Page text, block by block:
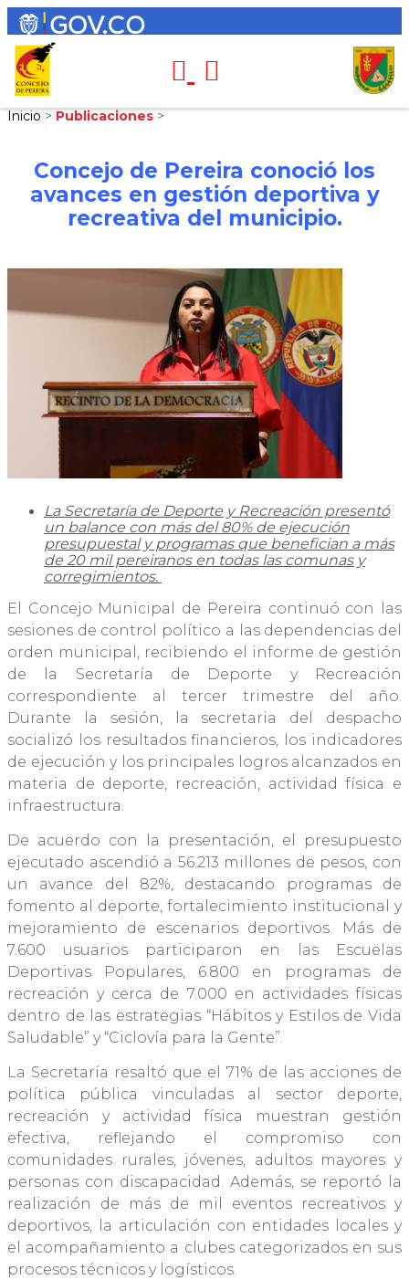
Inicio > Publicaciones >
Concejo de Pereira conoció los
avances en gestión deportiva y
recreativa del municipio.
La Secretaría de Deporte y Recreación presentó
un balance con más del 80% de ejecución
presupuestal y programas que benefician a más
de 20 mil pereiranos en todas las comunas y
corregimientos.
El Concejo Municipal de Pereira continuó con las
sesiones de control político a las dependencias del
orden municipal, recibiendo el informe de gestión
de la Secretaría de Deporte y Recreación
correspondiente al tercer trimestre del año.
Durante la sesión, la secretaria del despacho
socializó los resultados financieros, los indicadores
de ejecución y los principales logros alcanzados en
materia de deporte, recreación, actividad física e
infraestructura.
De acuerdo con la presentación, el presupuesto
ejecutado ascendió a 56.213 millones de pesos, con
un avance del 82%, destacando programas de
fomento al deporte, fortalecimiento institucional y
mejoramiento de escenarios deportivos. Más de
7.600 usuarios participaron en las Escuelas
Deportivas Populares, 6.800 en programas de
recreación y cerca de 7.000 en actividades físicas
dentro de las estrategias “Hábitos y Estilos de Vida
Saludable” y “Ciclovía para la Gente”.
La Secretaría resaltó que el 71% de las acciones de
política pública vinculadas al sector deporte,
recreación y actividad física muestran gestión
efectiva, reflejando el compromiso con
comunidades rurales, jóvenes, adultos mayores y
personas con discapacidad. Además, se reportó la
realización de más de mil eventos recreativos y
deportivos, la articulación con entidades locales y
el acompañamiento a clubes categorizados en sus
procesos técnicos y logísticos.